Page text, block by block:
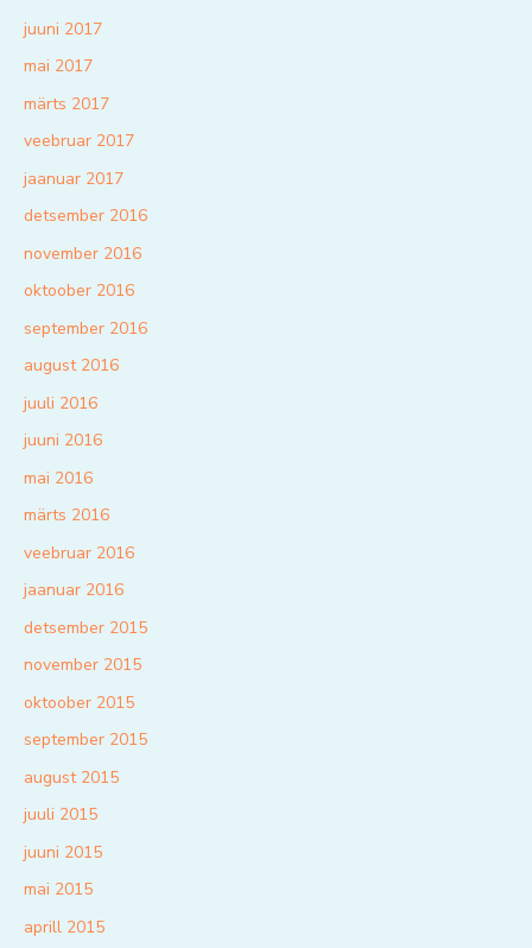
juuni 2017
mai 2017
märts 2017
veebruar 2017
jaanuar 2017
detsember 2016
november 2016
oktoober 2016
september 2016
august 2016
juuli 2016
juuni 2016
mai 2016
märts 2016
veebruar 2016
jaanuar 2016
detsember 2015
november 2015
oktoober 2015
september 2015
august 2015
juuli 2015
juuni 2015
mai 2015
aprill 2015